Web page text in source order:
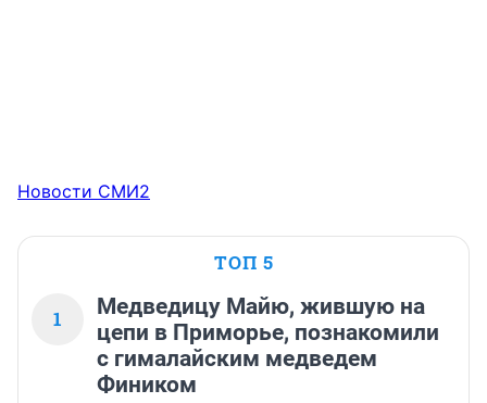
Новости СМИ2
ТОП 5
1
Медведицу Майю, жившую на
цепи в Приморье, познакомили
с гималайским медведем
Фиником